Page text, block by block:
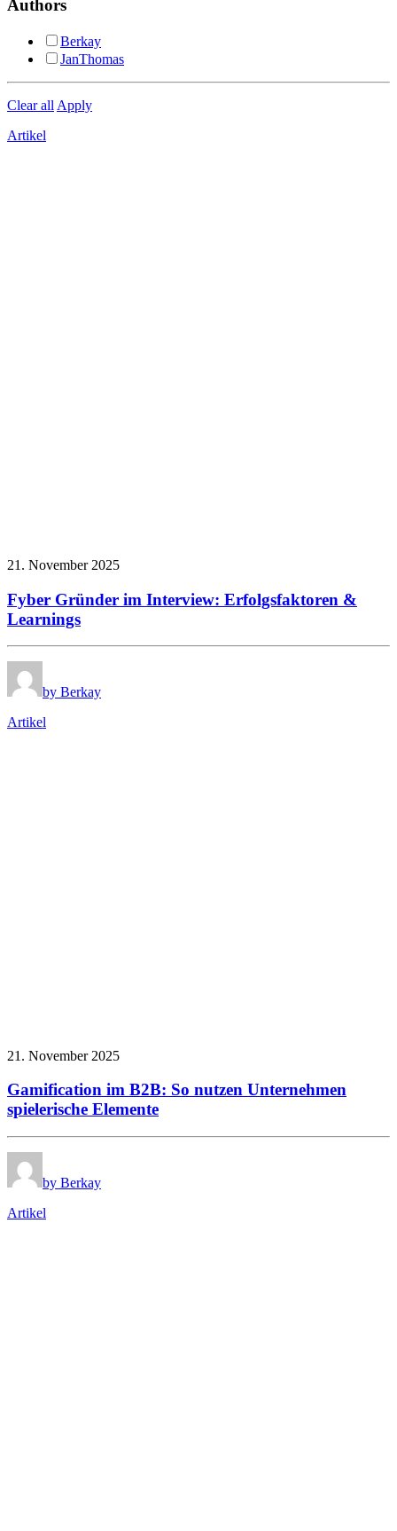
Authors
Berkay
JanThomas
Clear all Apply
Artikel
21. November 2025
Fyber Gründer im Interview: Erfolgsfaktoren &
Learnings
by Berkay
Artikel
21. November 2025
Gamification im B2B: So nutzen Unternehmen
spielerische Elemente
by Berkay
Artikel